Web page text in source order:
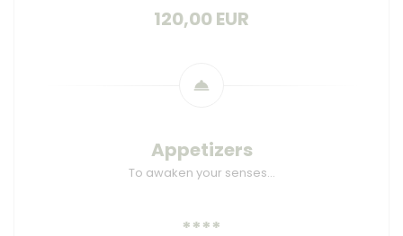
120,00 EUR
Appetizers
To awaken your senses…
****